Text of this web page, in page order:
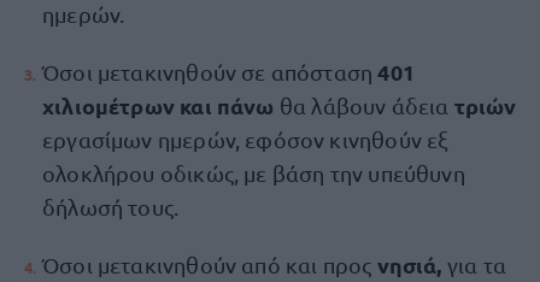
ημερών.
Όσοι μετακινηθούν σε απόσταση401
χιλιομέτρων και πάνω θα λάβουν άδεια τριών
εργασίμων ημερών, εφόσον κινηθούν εξ
ολοκλήρου οδικώς, με βάση την υπεύθυνη
δήλωσή τους.
Όσοι μετακινηθούν από και προς νησιά, για τα